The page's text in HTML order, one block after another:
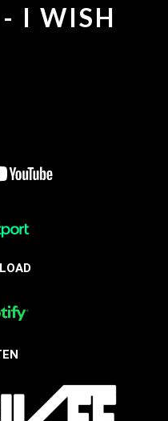
I WISH